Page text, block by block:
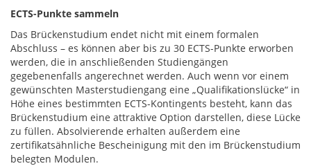
ECTS-Punkte sammeln
Das Brückenstudium endet nicht mit einem formalen
Abschluss – es können aber bis zu 30 ECTS-Punkte erworben
werden, die in anschließenden Studiengängen
gegebenenfalls angerechnet werden. Auch wenn vor einem
gewünschten Masterstudiengang eine „Qualifikationslücke“ in
Höhe eines bestimmten ECTS-Kontingents besteht, kann das
Brückenstudium eine attraktive Option darstellen, diese Lücke
zu füllen. Absolvierende erhalten außerdem eine
zertifikatsähnliche Bescheinigung mit den im Brückenstudium
belegten Modulen.